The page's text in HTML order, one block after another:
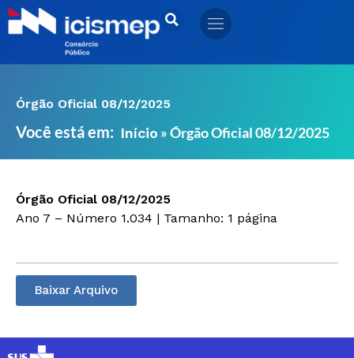
Ir
para
Órgão Oficial 08/12/2025
Você está em: Início »Órgão Oficial 08/12/2025
Órgão Oficial 08/12/2025
Ano 7 – Número 1.034 | Tamanho: 1 página
Baixar Arquivo